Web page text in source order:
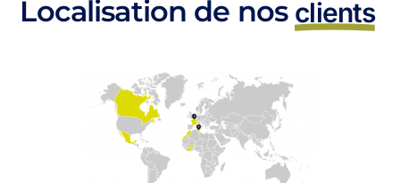
Localisation de nos clients